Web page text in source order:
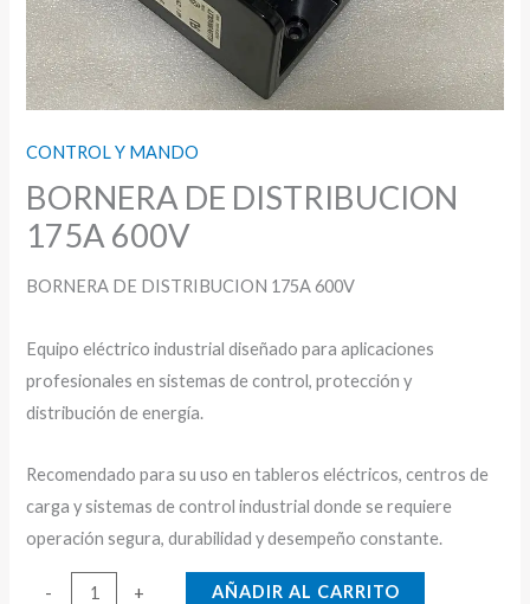
CONTROL Y MANDO
BORNERA DE DISTRIBUCION
175A 600V
BORNERA DE DISTRIBUCION 175A 600V
Equipo eléctrico industrial diseñado para aplicaciones
profesionales en sistemas de control, protección y
distribución de energía.
Recomendado para su uso en tableros eléctricos, centros de
carga y sistemas de control industrial donde se requiere
operación segura, durabilidad y desempeño constante.
-
BORNERA
+ AÑADIR AL CARRITO